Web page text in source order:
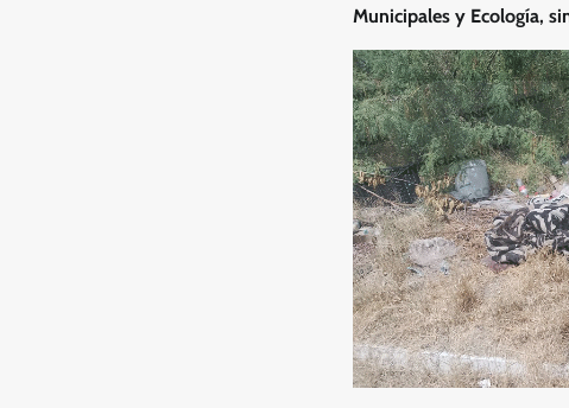
Municipales y Ecología,